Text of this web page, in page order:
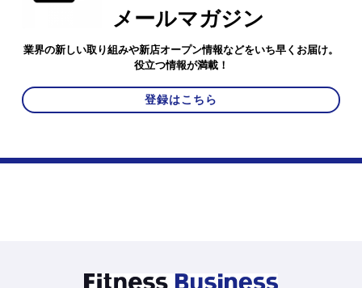
メールマガジン
業界の新しい取り組みや新店オープン情報などをいち早くお届け。
役立つ情報が満載！
登録はこちら